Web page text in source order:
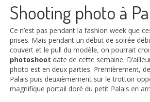
Contact
Blog
À propos
Shooting photo à
Ce n’est pas pendant la fashion week que
prises. Mais pendant un début de soirée
couvert et le pull du modèle, on pourrait
photoshoot date de cette semaine.
photo est en deux parties. Premièrement,
Palais puis deuxièmement sur le trottoir
magnifique portail doré du petit Palais en